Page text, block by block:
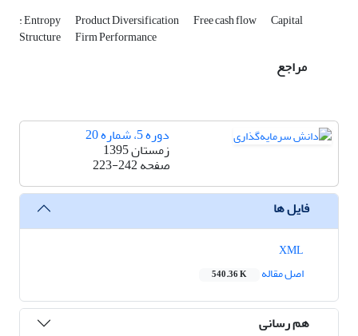
: Entropy Product Diversification Free cash flow Capital
Structure Firm Performance
مراجع
دوره 5، شماره 20
زمستان 1395
صفحه223-242
فایل ها
اصل مقاله
540.36 K
هم رسانی